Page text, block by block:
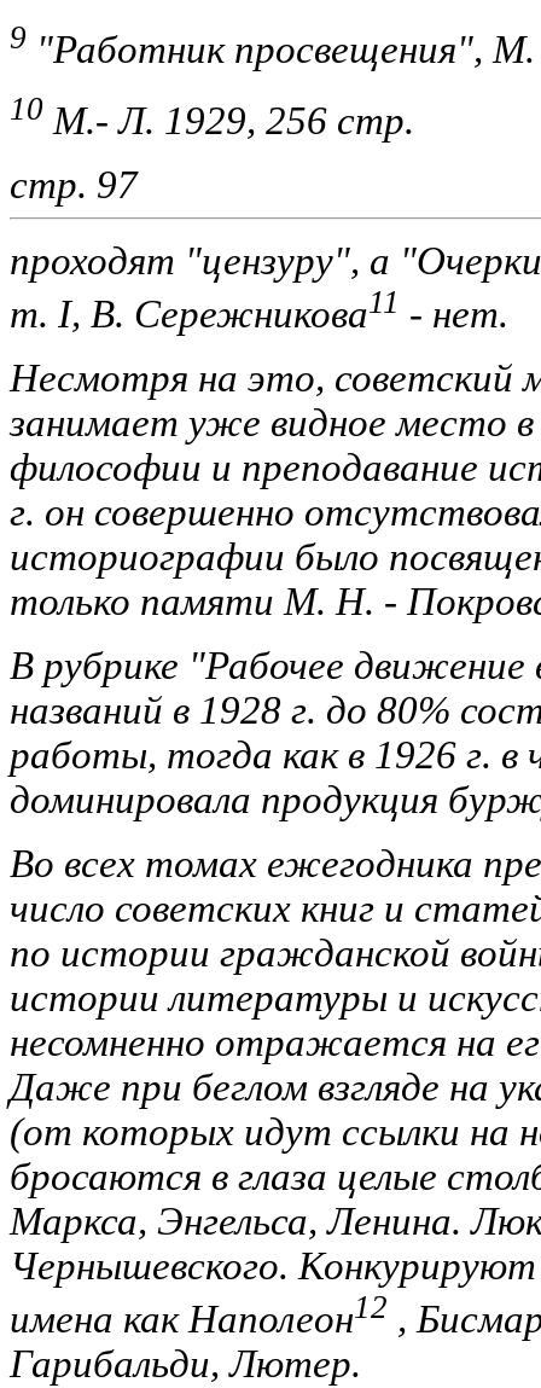
9 "Работник просвещения",
10 М.- Л. 1929, 256 стр.
стр. 97
проходят "цензуру", а
т. I, В. Сережникова11 - нет.
Несмотря на это, советский
занимает уже видное место
философии и преподавание
г. он совершенно
историографии было
только памяти М. Н. -
В рубрике "Рабочее движение
названий в 1928 г. до 80%
работы, тогда как в 1926 г. в
доминировала продукция
Во всех томах ежегодника
число советских книг и
по истории гражданской
истории литературы и
несомненно отражается на
Даже при беглом взгляде на
(от которых идут ссылки на
бросаются в глаза целые
Маркса, Энгельса, Ленина.
Чернышевского.
имена как Наполеон12 ,
Гарибальди, Лютер.